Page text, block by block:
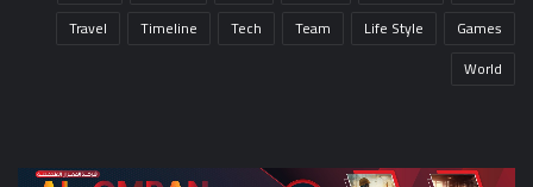
Games
Life Style
Team
Tech
Timeline
Travel
World